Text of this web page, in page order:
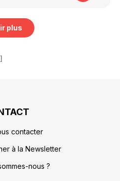
plus
contacter
à la Newsletter
nous ?